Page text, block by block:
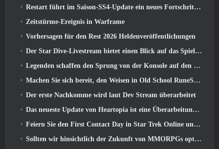
Restart führt im Saison-SS4-Update ein neues Fortschrittssystem ein
Zeitstürme-Ereignis in Warframe
Vorhersagen für den Rest 2026 Heldenveröffentlichungen
Der Star Dive-Livestream bietet einen Blick auf das Spiel in Aktion vor der Veröffentlichung
Legenden schaffen den Sprung von der Konsole auf den PC
Machen Sie sich bereit, den Weisen in Old School RuneScape’s Leagues VI aus dem Käfig zu retten: Dämonische Pakte
Der erste Nachkomme wird laut Dev Stream überarbeitet
Das neueste Update von Heartopia ist eine Überarbeitung im Alice-im-Wunderland-Stil
Feiern Sie den First Contact Day in Star Trek Online und sichern Sie sich eine neue Version des Nobel Intel Battlecruiser
Sollten wir hinsichtlich der Zukunft von MMORPGs optimistisch sein??